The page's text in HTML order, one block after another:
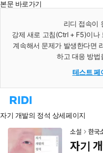
본문 바로가기
리디 접속이
강제 새로 고침(Ctrl + F5)이나
계속해서 문제가 발생한다면
하고 대응 방법
테스트 페
리
홈
로
동
자기 개발의 정석 상세페이지
소설 한국
자기